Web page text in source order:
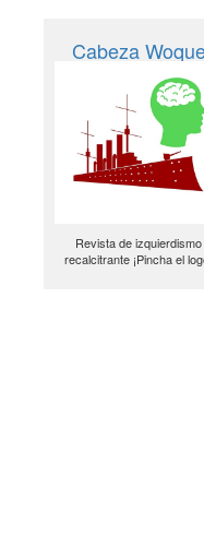
Cabeza
Revista de izquierdismo
recalcitrante ¡Pincha el